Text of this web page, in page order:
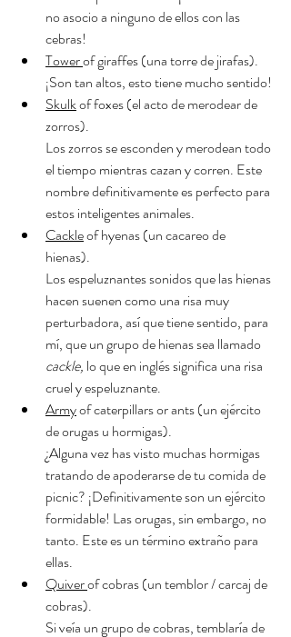
no asocio a ninguno de ellos con las
cebras!
Tower of giraffes (una torre de jirafas).
¡Son tan altos, esto tiene mucho sentido!
Skulk of foxes (el acto de merodear de
zorros).
Los zorros se esconden y merodean todo
el tiempo mientras cazan y corren. Este
nombre definitivamente es perfecto para
estos inteligentes animales.
Cackle of hyenas (un cacareo de
hienas).
Los espeluznantes sonidos que las hienas
hacen suenen como una risa muy
perturbadora, así que tiene sentido, para
mí, que un grupo de hienas sea llamado
cackle, lo que en inglés significa una risa
cruel y espeluznante.
Army of caterpillars or ants (un ejército
de orugas u hormigas).
¿Alguna vez has visto muchas hormigas
tratando de apoderarse de tu comida de
picnic? ¡Definitivamente son un ejército
formidable! Las orugas, sin embargo, no
tanto. Este es un término extraño para
ellas.
Quiver of cobras (un temblor / carcaj de
cobras).
Si veía un grupo de cobras, temblaría de